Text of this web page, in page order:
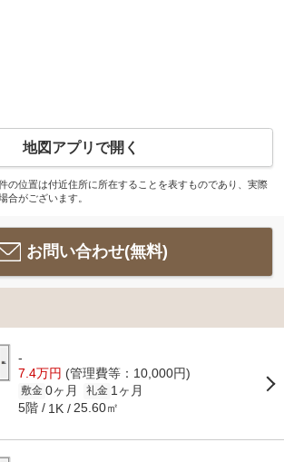
地図アプリで開く
の位置は付近住所に所在することを表すものであり、実際
合がございます。
お問い合わせ(無料)
-
7.4万円 (管理費等：10,000円)
敷金 0ヶ月 礼金 1ヶ月
5階 1K 25.60㎡